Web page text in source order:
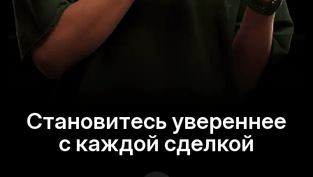
Становитесь увереннее
с каждой сделкой